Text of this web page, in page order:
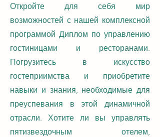
Откройте для себя мир
возможностей с нашей комплексной
программой Диплом по управлению
гостиницами и ресторанами.
Погрузитесь в искусство
гостеприимства и приобретите
навыки и знания, необходимые для
преуспевания в этой динамичной
отрасли. Хотите ли вы управлять
пятизвездочным отелем,